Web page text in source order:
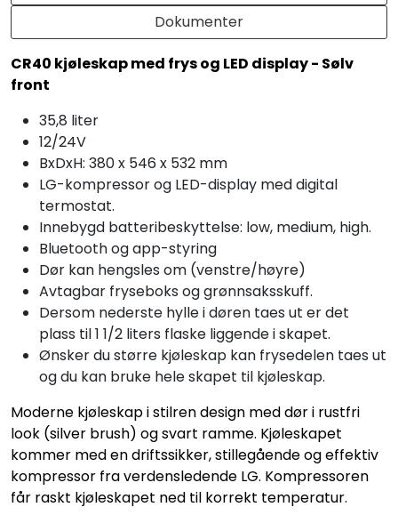
Dokumenter
CR40 kjøleskap med frys og LED display - Sølv
front
35,8 liter
12/24V
BxDxH: 380 x 546 x 532 mm
LG-kompressor og LED-display med digital
termostat.
Innebygd batteribeskyttelse: low, medium, high.
Bluetooth og app-styring
Dør kan hengsles om (venstre/høyre)
Avtagbar fryseboks og grønnsaksskuff.
Dersom nederste hylle i døren taes ut er det
plass til 1 1/2 liters flaske liggende i skapet.
Ønsker du større kjøleskap kan frysedelen taes ut
og du kan bruke hele skapet til kjøleskap.
Moderne kjøleskap i stilren design med dør i rustfri
look (silver brush) og svart ramme. Kjøleskapet
kommer med en driftssikker, stillegående og effektiv
kompressor fra verdensledende LG. Kompressoren
får raskt kjøleskapet ned til korrekt temperatur.